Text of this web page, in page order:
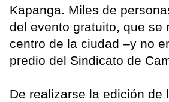
Kapanga. Miles de
del evento gratuito, que se
centro de la ciudad –y no
predio del Sindicato de
De realizarse la edición de